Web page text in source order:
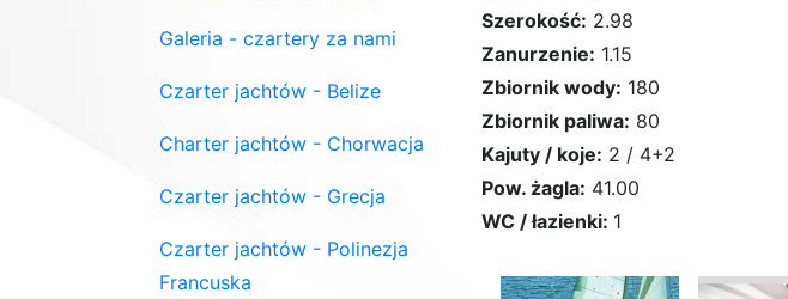
Szerokość: 2.98
Zanurzenie: 1.15
Zbiornik wody: 180
Zbiornik paliwa: 80
Kajuty / koje: 2 / 4+2
Pow. żagla: 41.00
WC / łazienki: 1
Galeria - czartery za nami
Czarter jachtów - Belize
Charter jachtów - Chorwacja
Czarter jachtów - Grecja
Czarter jachtów - Polinezja
Francuska